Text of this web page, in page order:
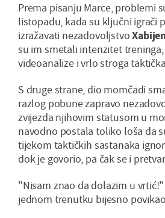
Prema pisanju Marce, problemi
listopadu, kada su ključni igrači
izražavati nezadovoljstvo
su im smetali intenzitet
videoanalize i vrlo stroga
S druge strane, dio momčadi
razlog pobune zapravo
zvijezda njihovim statusom u
navodno postala toliko loša da
tijekom taktičkih sastanaka
dok je govorio, pa čak se i
"Nisam znao da dolazim u
jednom trenutku bijesno